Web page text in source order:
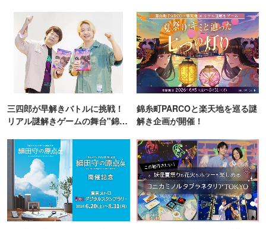
三四郎が早解きバトルに挑戦！
リアル謎解きゲームの舞台"錦糸
錦糸町PARCOと楽天地を巡る謎
解き企画が開催！